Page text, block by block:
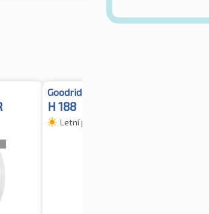
Goodride
H 188
Letní pneumatiky